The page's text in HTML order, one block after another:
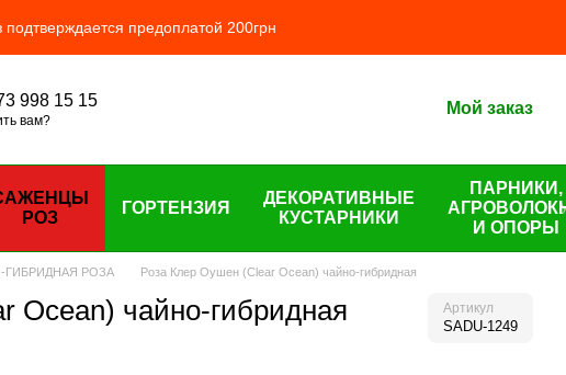
предоплатой 200грн
998 15 15
вам?
Мой заказ
РОЗ
ГОРТЕНЗИЯ
ДЕКОРАТИВНЫЕ
КУСТАРНИКИ
ПАРНИКИ,
И ОПОРЫ
ГИБРИДНАЯ РОЗА Роза Клер Оушен (Clear Ocean) чайно-гибридная
Ocean) чайно-гибридная Артикул
SADU-1249